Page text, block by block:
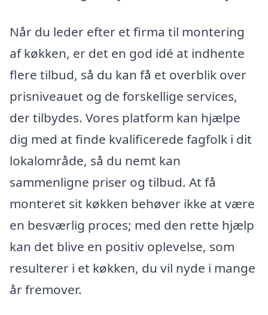
Når du leder efter et firma til montering
af køkken, er det en god idé at indhente
flere tilbud, så du kan få et overblik over
prisniveauet og de forskellige services,
der tilbydes. Vores platform kan hjælpe
dig med at finde kvalificerede fagfolk i dit
lokalområde, så du nemt kan
sammenligne priser og tilbud. At få
monteret sit køkken behøver ikke at være
en besværlig proces; med den rette hjælp
kan det blive en positiv oplevelse, som
resulterer i et køkken, du vil nyde i mange
år fremover.